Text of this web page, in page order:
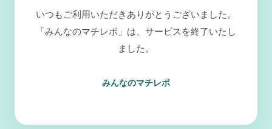
いつもご利用いただきありがとうございました。
「みんなのマチレポ」は、サービスを終了いたし
ました。
みんなのマチレポ